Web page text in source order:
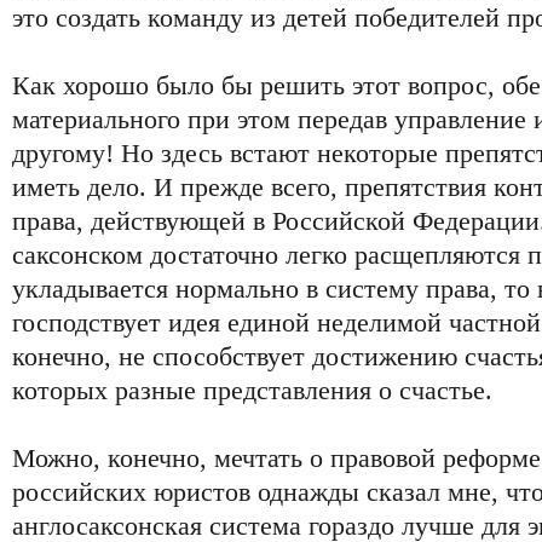
это создать команду из детей победителей
Как хорошо было бы решить этот вопрос,
материального при этом передав
другому! Но здесь встают некоторые
иметь дело. И прежде всего, препятствия
права, действующей в Российской
саксонском достаточно легко расщепляются
укладывается нормально в систему права,
господствует идея единой неделимой
конечно, не способствует достижению
которых разные представления о счастье.
Можно, конечно, мечтать о правовой
российских юристов однажды сказал мне,
англосаксонская система гораздо лучше для